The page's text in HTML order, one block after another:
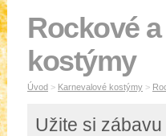
Rockové
kostýmy
Úvod > Karnevalové kostýmy >
Užite si